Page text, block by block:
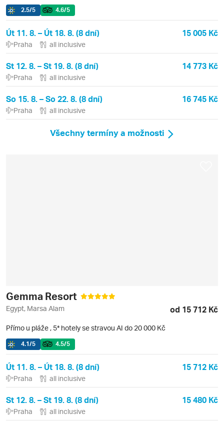
2.5/5 4.6/5
Út 11. 8. – Út 18. 8. (8 dní) 15 005 Kč
Praha all inclusive
St 12. 8. – St 19. 8. (8 dní) 14 773 Kč
Praha all inclusive
So 15. 8. – So 22. 8. (8 dní) 16 745 Kč
Praha all inclusive
Všechny termíny a možnosti
Gemma Resort
Egypt, Marsa Alam od 15 712 Kč
Přímo u pláže , 5* hotely se stravou AI do 20 000 Kč
4.1/5 4.5/5
Út 11. 8. – Út 18. 8. (8 dní) 15 712 Kč
Praha all inclusive
St 12. 8. – St 19. 8. (8 dní) 15 480 Kč
Praha all inclusive